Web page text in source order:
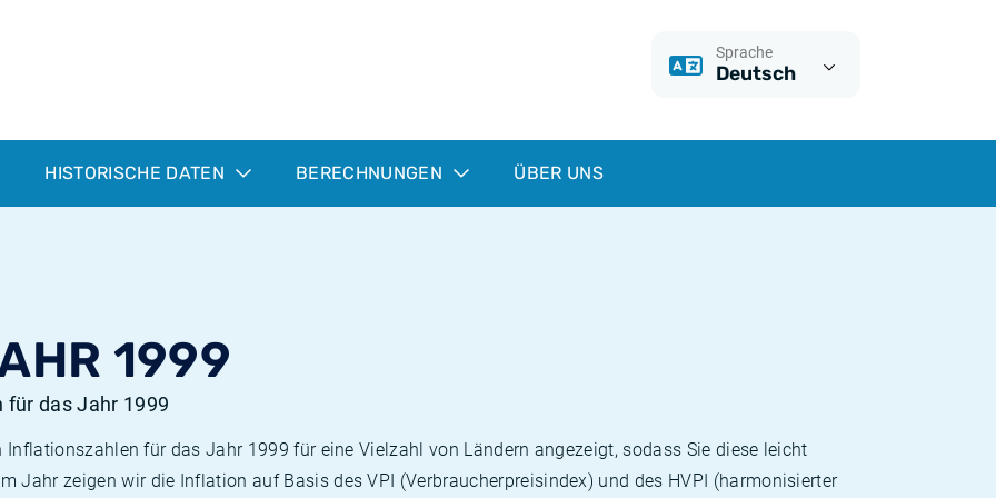
Sprache
Deutsch
HISTORISCHE DATEN BERECHNUNGEN ÜBER UNS
1999
das Jahr 1999
für das Jahr 1999 für eine Vielzahl von Ländern angezeigt, sodass Sie diese leicht
Jahr zeigen wir die Inflation auf Basis des VPI (Verbraucherpreisindex) und des HVPI (harmonisierter